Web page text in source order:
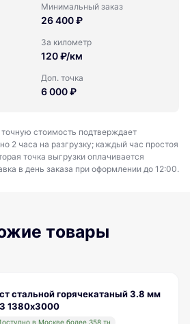
Минимальный заказ
26 400 ₽
За километр
120 ₽/км
Доп. точка
6 000 ₽
стоимость подтверждает
2 часа на разгрузку; каждый час простоя
точка выгрузки оплачивается
в день заказа при оформлении до 12:00.
товары
стальной горячекатаный 3.8 мм
1380х3000
в Москве более 358 тн